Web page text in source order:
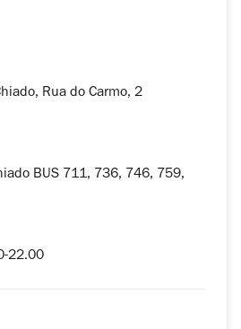
Rua do Carmo, 2
BUS 711, 736, 746, 759,
22.00